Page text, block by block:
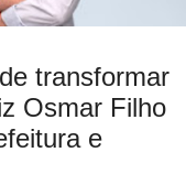
transformar
Osmar Filho
e